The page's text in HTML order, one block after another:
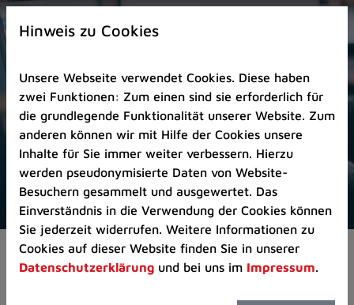
Zur
Startseite
Zum
Seitenanfang
springen
(Schnelltaste
A)
Zur
Navigation/Menü
springen
(Schnelltaste
M)
Zur
Aktuelles Pressemitteilungen
Hinweis zu Cookies
Unsere Webseite verwendet Cookies. Diese haben
zwei Funktionen: Zum einen sind sie erforderlich für
die grundlegende Funktionalität unserer Website. Zum
anderen können wir mit Hilfe der Cookies unsere
Inhalte für Sie immer weiter verbessern. Hierzu
werden pseudonymisierte Daten von Website-
Besuchern gesammelt und ausgewertet. Das
Einverständnis in die Verwendung der Cookies können
Sie jederzeit widerrufen. Weitere Informationen zu
Cookies auf dieser Website finden Sie in unserer
Datenschutzerklärung und bei uns im Impressum.